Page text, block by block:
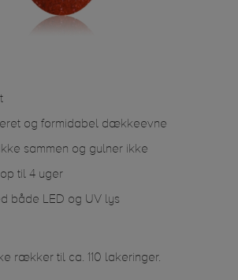
og formidabel dækkeevne
sammen og gulner ikke
til 4 uger
både LED og UV lys
rækker til ca. 110 lakeringer.